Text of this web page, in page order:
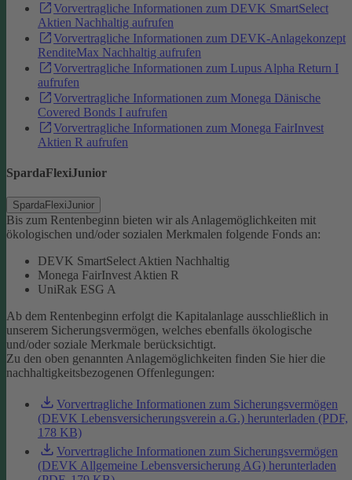
Vorvertragliche Informationen zum DEVK SmartSelect
Aktien Nachhaltig aufrufen
Vorvertragliche Informationen zum DEVK-Anlagekonzept
RenditeMax Nachhaltig aufrufen
Vorvertragliche Informationen zum Lupus Alpha Return I
aufrufen
Vorvertragliche Informationen zum Monega Dänische
Covered Bonds I aufrufen
Vorvertragliche Informationen zum Monega FairInvest
Aktien R aufrufen
SpardaFlexiJunior
SpardaFlexiJunior
Bis zum Rentenbeginn bieten wir als Anlagemöglichkeiten mit
ökologischen und/oder sozialen Merkmalen folgende Fonds an:
DEVK SmartSelect Aktien Nachhaltig
Monega FairInvest Aktien R
UniRak ESG A
Ab dem Rentenbeginn erfolgt die Kapitalanlage ausschließlich in
unserem Sicherungsvermögen, welches ebenfalls ökologische
und/oder soziale Merkmale berücksichtigt.
Zu den oben genannten Anlagemöglichkeiten finden Sie hier die
nachhaltigkeitsbezogenen Offenlegungen:
Vorvertragliche Informationen zum Sicherungsvermögen
(DEVK Lebensversicherungsverein a.G.) herunterladen (PDF,
178 KB)
Vorvertragliche Informationen zum Sicherungsvermögen
(DEVK Allgemeine Lebensversicherung AG) herunterladen